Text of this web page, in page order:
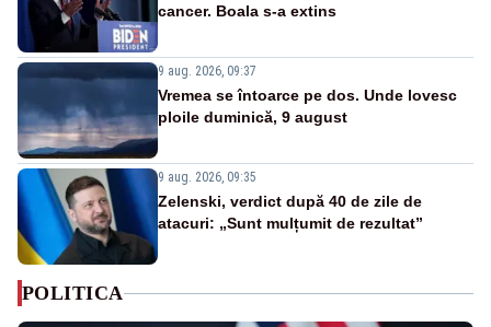
cancer. Boala s-a extins
9 aug. 2026, 09:37
Vremea se întoarce pe dos. Unde lovesc
ploile duminică, 9 august
9 aug. 2026, 09:35
Zelenski, verdict după 40 de zile de
atacuri: „Sunt mulțumit de rezultat”
POLITICA